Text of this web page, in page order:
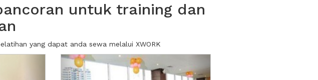
untuk training dan
yang dapat anda sewa melalui XWORK
Next2 Previous